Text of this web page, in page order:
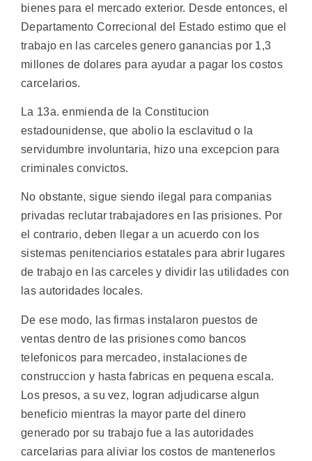
bienes para el mercado exterior. Desde entonces, el
Departamento Correcional del Estado estimo que el
trabajo en las carceles genero ganancias por 1,3
millones de dolares para ayudar a pagar los costos
carcelarios.
La 13a. enmienda de la Constitucion
estadounidense, que abolio la esclavitud o la
servidumbre involuntaria, hizo una excepcion para
criminales convictos.
No obstante, sigue siendo ilegal para companias
privadas reclutar trabajadores en las prisiones. Por
el contrario, deben llegar a un acuerdo con los
sistemas penitenciarios estatales para abrir lugares
de trabajo en las carceles y dividir las utilidades con
las autoridades locales.
De ese modo, las firmas instalaron puestos de
ventas dentro de las prisiones como bancos
telefonicos para mercadeo, instalaciones de
construccion y hasta fabricas en pequena escala.
Los presos, a su vez, logran adjudicarse algun
beneficio mientras la mayor parte del dinero
generado por su trabajo fue a las autoridades
carcelarias para aliviar los costos de mantenerlos